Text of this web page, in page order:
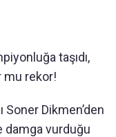
taşıdı,
mu rekor!
Soner Dikmen’den
damga vurduğu